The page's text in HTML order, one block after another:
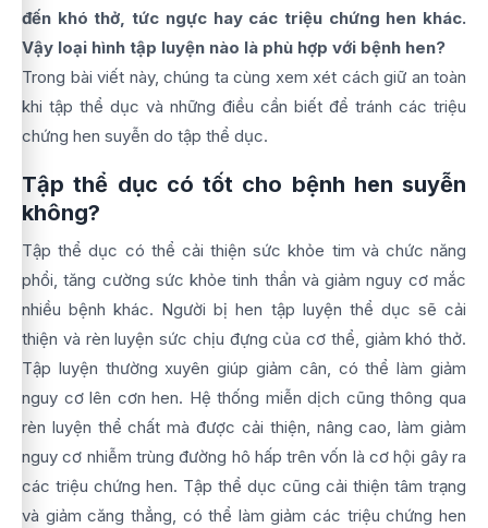
đến khó thở, tức ngực hay các triệu chứng hen khác.
Vậy loại hình tập luyện nào là phù hợp với bệnh hen?
Trong bài viết này, chúng ta cùng xem xét cách giữ an toàn
khi tập thể dục và những điều cần biết để tránh các triệu
chứng hen suyễn do tập thể dục.
Tập thể dục có tốt cho bệnh hen suyễn
không?
Tập thể dục có thể cải thiện sức khỏe tim và chức năng
phổi, tăng cường sức khỏe tinh thần và giảm nguy cơ mắc
nhiều bệnh khác. Người bị hen tập luyện thể dục sẽ cải
thiện và rèn luyện sức chịu đựng của cơ thể, giảm khó thở.
Tập luyện thường xuyên giúp giảm cân, có thể làm giảm
nguy cơ lên cơn hen. Hệ thống miễn dịch cũng thông qua
rèn luyện thể chất mà được cải thiện, nâng cao, làm giảm
nguy cơ nhiễm trùng đường hô hấp trên vốn là cơ hội gây ra
các triệu chứng hen. Tập thể dục cũng cải thiện tâm trạng
và giảm căng thẳng, có thể làm giảm các triệu chứng hen